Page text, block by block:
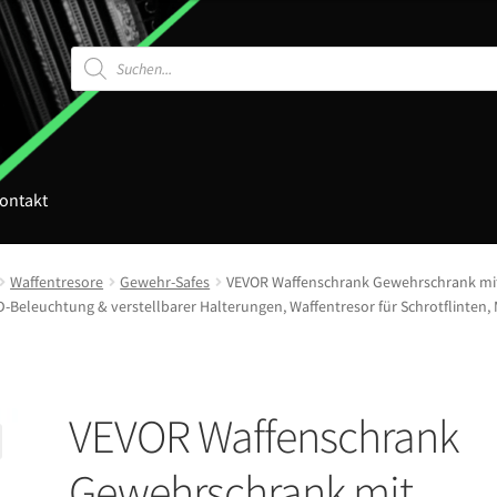
Products
search
Waffentresore Gewehr-Safes
VEVOR Waffenschrank Gewehrschrank
Beleuchtung & verstellbarer Halterungen, Waffentresor für
VEVOR Waffenschrank